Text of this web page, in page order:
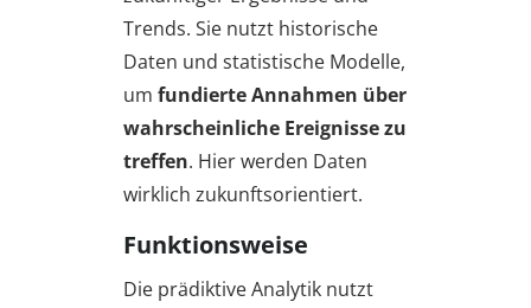
Trends. Sie nutzt historische
Daten und statistische Modelle,
um fundierte Annahmen über
wahrscheinliche Ereignisse zu
treffen. Hier werden Daten
wirklich zukunftsorientiert.
Funktionsweise
Die prädiktive Analytik nutzt